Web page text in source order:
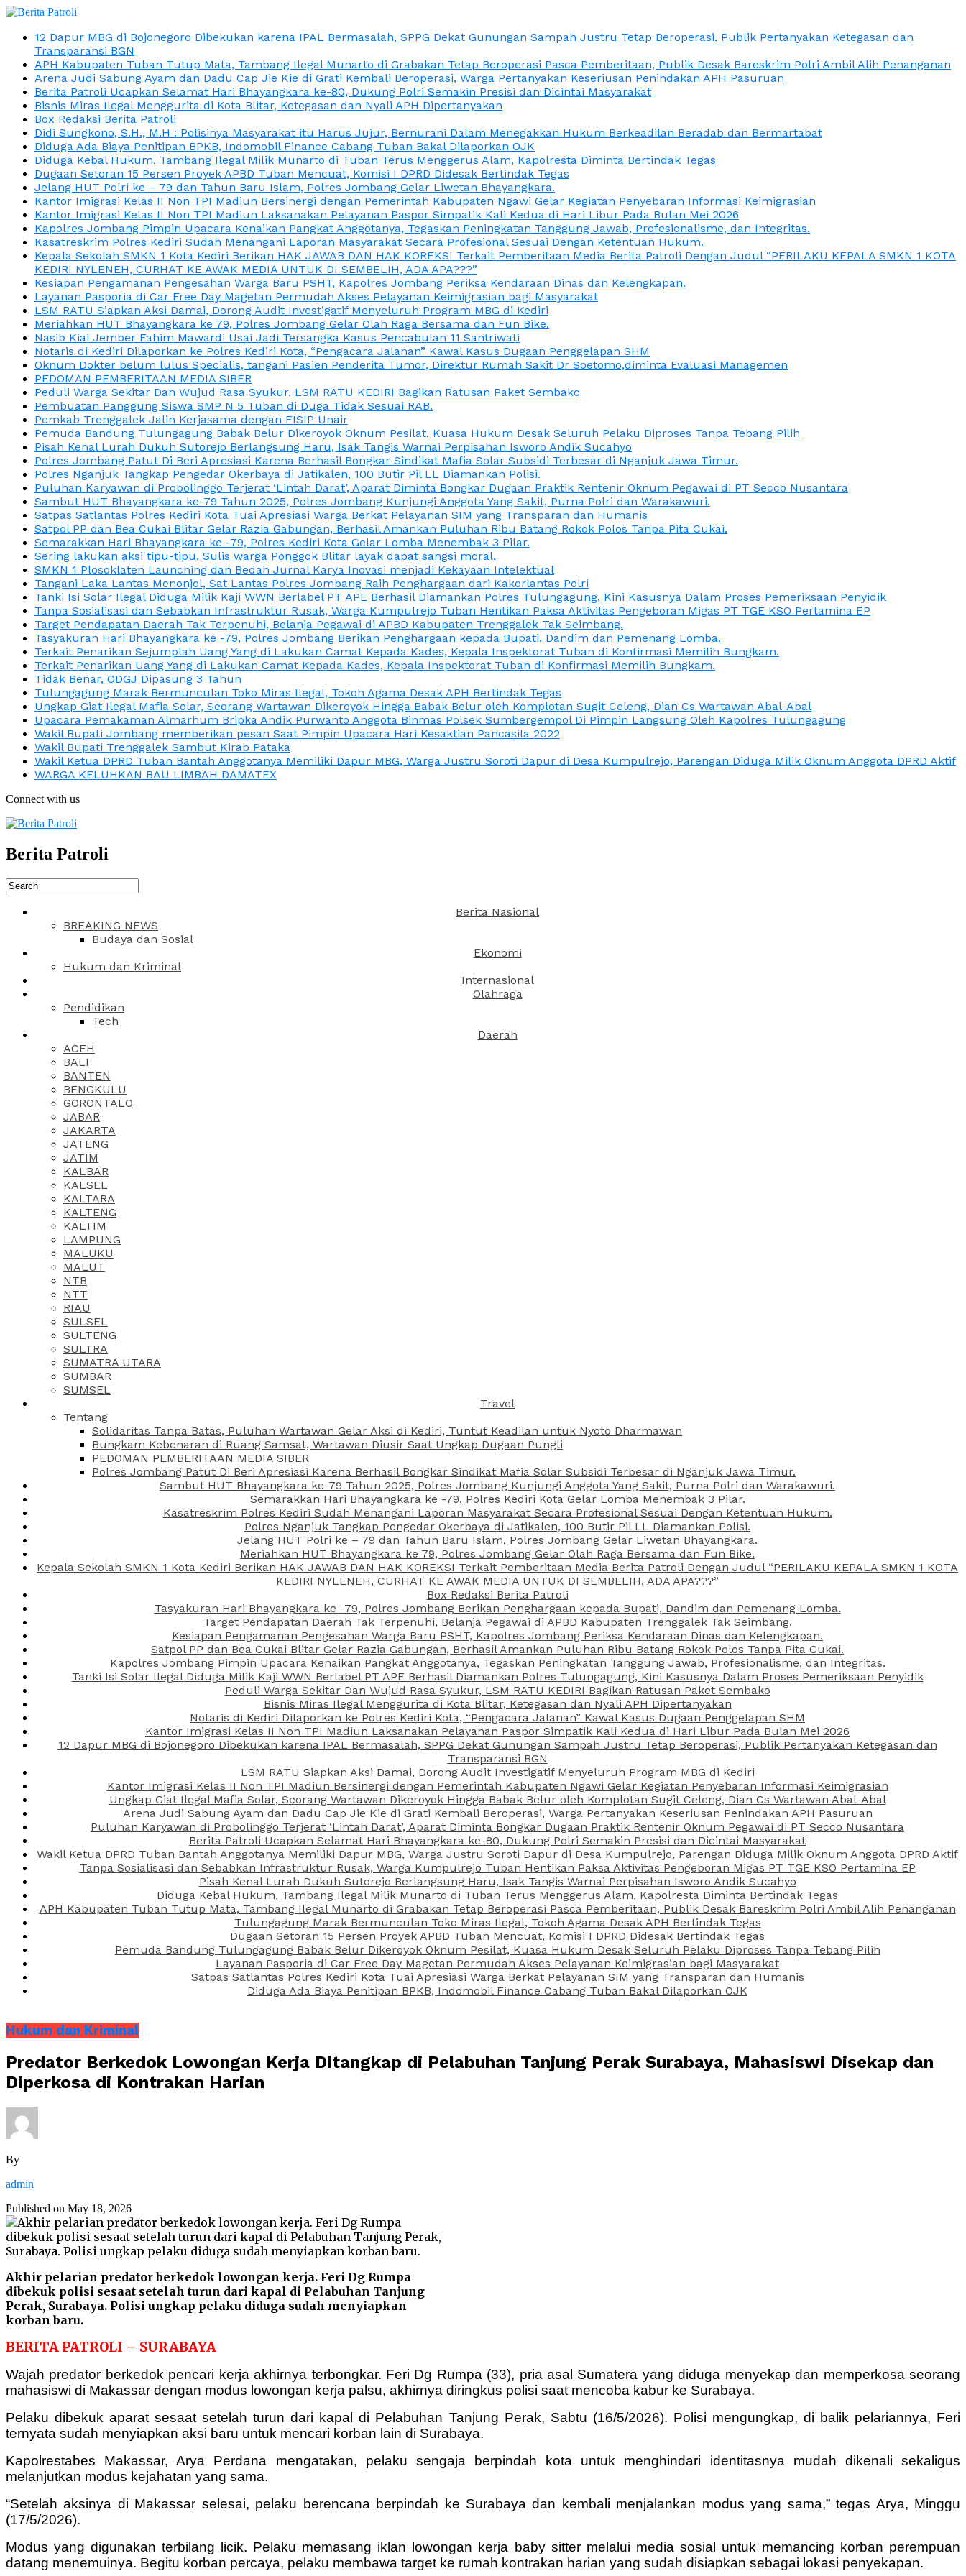
12 Dapur MBG di Bojonegoro Dibekukan karena IPAL Bermasalah, SPPG Dekat Gunungan Sampah Justru Tetap Beroperasi, Publik Pertanyakan Ketegasan dan
Transparansi BGN
APH Kabupaten Tuban Tutup Mata, Tambang Ilegal Munarto di Grabakan Tetap Beroperasi Pasca Pemberitaan, Publik Desak Bareskrim Polri Ambil Alih Penanganan
Arena Judi Sabung Ayam dan Dadu Cap Jie Kie di Grati Kembali Beroperasi, Warga Pertanyakan Keseriusan Penindakan APH Pasuruan
Berita Patroli Ucapkan Selamat Hari Bhayangkara ke-80, Dukung Polri Semakin Presisi dan Dicintai Masyarakat
Bisnis Miras Ilegal Menggurita di Kota Blitar, Ketegasan dan Nyali APH Dipertanyakan
Box Redaksi Berita Patroli
Didi Sungkono, S.H., M.H : Polisinya Masyarakat itu Harus Jujur, Bernurani Dalam Menegakkan Hukum Berkeadilan Beradab dan Bermartabat
Diduga Ada Biaya Penitipan BPKB, Indomobil Finance Cabang Tuban Bakal Dilaporkan OJK
Diduga Kebal Hukum, Tambang Ilegal Milik Munarto di Tuban Terus Menggerus Alam, Kapolresta Diminta Bertindak Tegas
Dugaan Setoran 15 Persen Proyek APBD Tuban Mencuat, Komisi I DPRD Didesak Bertindak Tegas
Jelang HUT Polri ke – 79 dan Tahun Baru Islam, Polres Jombang Gelar Liwetan Bhayangkara.
Kantor Imigrasi Kelas II Non TPI Madiun Bersinergi dengan Pemerintah Kabupaten Ngawi Gelar Kegiatan Penyebaran Informasi Keimigrasian
Kantor Imigrasi Kelas II Non TPI Madiun Laksanakan Pelayanan Paspor Simpatik Kali Kedua di Hari Libur Pada Bulan Mei 2026
Kapolres Jombang Pimpin Upacara Kenaikan Pangkat Anggotanya, Tegaskan Peningkatan Tanggung Jawab, Profesionalisme, dan Integritas.
Kasatreskrim Polres Kediri Sudah Menangani Laporan Masyarakat Secara Profesional Sesuai Dengan Ketentuan Hukum.
Kepala Sekolah SMKN 1 Kota Kediri Berikan HAK JAWAB DAN HAK KOREKSI Terkait Pemberitaan Media Berita Patroli Dengan Judul “PERILAKU KEPALA SMKN 1 KOTA
KEDIRI NYLENEH, CURHAT KE AWAK MEDIA UNTUK DI SEMBELIH, ADA APA???”
Kesiapan Pengamanan Pengesahan Warga Baru PSHT, Kapolres Jombang Periksa Kendaraan Dinas dan Kelengkapan.
Layanan Pasporia di Car Free Day Magetan Permudah Akses Pelayanan Keimigrasian bagi Masyarakat
LSM RATU Siapkan Aksi Damai, Dorong Audit Investigatif Menyeluruh Program MBG di Kediri
Meriahkan HUT Bhayangkara ke 79, Polres Jombang Gelar Olah Raga Bersama dan Fun Bike.
Nasib Kiai Jember Fahim Mawardi Usai Jadi Tersangka Kasus Pencabulan 11 Santriwati
Notaris di Kediri Dilaporkan ke Polres Kediri Kota, “Pengacara Jalanan” Kawal Kasus Dugaan Penggelapan SHM
Oknum Dokter belum lulus Specialis, tangani Pasien Penderita Tumor, Direktur Rumah Sakit Dr Soetomo,diminta Evaluasi Managemen
PEDOMAN PEMBERITAAN MEDIA SIBER
Peduli Warga Sekitar Dan Wujud Rasa Syukur, LSM RATU KEDIRI Bagikan Ratusan Paket Sembako
Pembuatan Panggung Siswa SMP N 5 Tuban di Duga Tidak Sesuai RAB.
Pemkab Trenggalek Jalin Kerjasama dengan FISIP Unair
Pemuda Bandung Tulungagung Babak Belur Dikeroyok Oknum Pesilat, Kuasa Hukum Desak Seluruh Pelaku Diproses Tanpa Tebang Pilih
Pisah Kenal Lurah Dukuh Sutorejo Berlangsung Haru, Isak Tangis Warnai Perpisahan Isworo Andik Sucahyo
Polres Jombang Patut Di Beri Apresiasi Karena Berhasil Bongkar Sindikat Mafia Solar Subsidi Terbesar di Nganjuk Jawa Timur.
Polres Nganjuk Tangkap Pengedar Okerbaya di Jatikalen, 100 Butir Pil LL Diamankan Polisi.
Puluhan Karyawan di Probolinggo Terjerat ‘Lintah Darat’, Aparat Diminta Bongkar Dugaan Praktik Rentenir Oknum Pegawai di PT Secco Nusantara
Sambut HUT Bhayangkara ke-79 Tahun 2025, Polres Jombang Kunjungi Anggota Yang Sakit, Purna Polri dan Warakawuri.
Satpas Satlantas Polres Kediri Kota Tuai Apresiasi Warga Berkat Pelayanan SIM yang Transparan dan Humanis
Satpol PP dan Bea Cukai Blitar Gelar Razia Gabungan, Berhasil Amankan Puluhan Ribu Batang Rokok Polos Tanpa Pita Cukai.
Semarakkan Hari Bhayangkara ke -79, Polres Kediri Kota Gelar Lomba Menembak 3 Pilar.
Sering lakukan aksi tipu-tipu, Sulis warga Ponggok Blitar layak dapat sangsi moral.
SMKN 1 Plosoklaten Launching dan Bedah Jurnal Karya Inovasi menjadi Kekayaan Intelektual
Tangani Laka Lantas Menonjol, Sat Lantas Polres Jombang Raih Penghargaan dari Kakorlantas Polri
Tanki Isi Solar Ilegal Diduga Milik Kaji WWN Berlabel PT APE Berhasil Diamankan Polres Tulungagung, Kini Kasusnya Dalam Proses Pemeriksaan Penyidik
Tanpa Sosialisasi dan Sebabkan Infrastruktur Rusak, Warga Kumpulrejo Tuban Hentikan Paksa Aktivitas Pengeboran Migas PT TGE KSO Pertamina EP
Target Pendapatan Daerah Tak Terpenuhi, Belanja Pegawai di APBD Kabupaten Trenggalek Tak Seimbang.
Tasyakuran Hari Bhayangkara ke -79, Polres Jombang Berikan Penghargaan kepada Bupati, Dandim dan Pemenang Lomba.
Terkait Penarikan Sejumplah Uang Yang di Lakukan Camat Kepada Kades, Kepala Inspektorat Tuban di Konfirmasi Memilih Bungkam.
Terkait Penarikan Uang Yang di Lakukan Camat Kepada Kades, Kepala Inspektorat Tuban di Konfirmasi Memilih Bungkam.
Tidak Benar, ODGJ Dipasung 3 Tahun
Tulungagung Marak Bermunculan Toko Miras Ilegal, Tokoh Agama Desak APH Bertindak Tegas
Ungkap Giat Ilegal Mafia Solar, Seorang Wartawan Dikeroyok Hingga Babak Belur oleh Komplotan Sugit Celeng, Dian Cs Wartawan Abal-Abal
Upacara Pemakaman Almarhum Bripka Andik Purwanto Anggota Binmas Polsek Sumbergempol Di Pimpin Langsung Oleh Kapolres Tulungagung
Wakil Bupati Jombang memberikan pesan Saat Pimpin Upacara Hari Kesaktian Pancasila 2022
Wakil Bupati Trenggalek Sambut Kirab Pataka
Wakil Ketua DPRD Tuban Bantah Anggotanya Memiliki Dapur MBG, Warga Justru Soroti Dapur di Desa Kumpulrejo, Parengan Diduga Milik Oknum Anggota DPRD Aktif
WARGA KELUHKAN BAU LIMBAH DAMATEX
Connect with us
Berita Patroli
Berita Nasional
BREAKING NEWS
Budaya dan Sosial
Ekonomi
Hukum dan Kriminal
Internasional
Olahraga
Pendidikan
Tech
Daerah
ACEH
BALI
BANTEN
BENGKULU
GORONTALO
JABAR
JAKARTA
JATENG
JATIM
KALBAR
KALSEL
KALTARA
KALTENG
KALTIM
LAMPUNG
MALUKU
MALUT
NTB
NTT
RIAU
SULSEL
SULTENG
SULTRA
SUMATRA UTARA
SUMBAR
SUMSEL
Travel
Tentang
Solidaritas Tanpa Batas, Puluhan Wartawan Gelar Aksi di Kediri, Tuntut Keadilan untuk Nyoto Dharmawan
Bungkam Kebenaran di Ruang Samsat, Wartawan Diusir Saat Ungkap Dugaan Pungli
PEDOMAN PEMBERITAAN MEDIA SIBER
Polres Jombang Patut Di Beri Apresiasi Karena Berhasil Bongkar Sindikat Mafia Solar Subsidi Terbesar di Nganjuk Jawa Timur.
Sambut HUT Bhayangkara ke-79 Tahun 2025, Polres Jombang Kunjungi Anggota Yang Sakit, Purna Polri dan Warakawuri.
Semarakkan Hari Bhayangkara ke -79, Polres Kediri Kota Gelar Lomba Menembak 3 Pilar.
Kasatreskrim Polres Kediri Sudah Menangani Laporan Masyarakat Secara Profesional Sesuai Dengan Ketentuan Hukum.
Polres Nganjuk Tangkap Pengedar Okerbaya di Jatikalen, 100 Butir Pil LL Diamankan Polisi.
Jelang HUT Polri ke – 79 dan Tahun Baru Islam, Polres Jombang Gelar Liwetan Bhayangkara.
Meriahkan HUT Bhayangkara ke 79, Polres Jombang Gelar Olah Raga Bersama dan Fun Bike.
Kepala Sekolah SMKN 1 Kota Kediri Berikan HAK JAWAB DAN HAK KOREKSI Terkait Pemberitaan Media Berita Patroli Dengan Judul “PERILAKU KEPALA SMKN 1 KOTA
KEDIRI NYLENEH, CURHAT KE AWAK MEDIA UNTUK DI SEMBELIH, ADA APA???”
Box Redaksi Berita Patroli
Tasyakuran Hari Bhayangkara ke -79, Polres Jombang Berikan Penghargaan kepada Bupati, Dandim dan Pemenang Lomba.
Target Pendapatan Daerah Tak Terpenuhi, Belanja Pegawai di APBD Kabupaten Trenggalek Tak Seimbang.
Kesiapan Pengamanan Pengesahan Warga Baru PSHT, Kapolres Jombang Periksa Kendaraan Dinas dan Kelengkapan.
Satpol PP dan Bea Cukai Blitar Gelar Razia Gabungan, Berhasil Amankan Puluhan Ribu Batang Rokok Polos Tanpa Pita Cukai.
Kapolres Jombang Pimpin Upacara Kenaikan Pangkat Anggotanya, Tegaskan Peningkatan Tanggung Jawab, Profesionalisme, dan Integritas.
Tanki Isi Solar Ilegal Diduga Milik Kaji WWN Berlabel PT APE Berhasil Diamankan Polres Tulungagung, Kini Kasusnya Dalam Proses Pemeriksaan Penyidik
Peduli Warga Sekitar Dan Wujud Rasa Syukur, LSM RATU KEDIRI Bagikan Ratusan Paket Sembako
Bisnis Miras Ilegal Menggurita di Kota Blitar, Ketegasan dan Nyali APH Dipertanyakan
Notaris di Kediri Dilaporkan ke Polres Kediri Kota, “Pengacara Jalanan” Kawal Kasus Dugaan Penggelapan SHM
Kantor Imigrasi Kelas II Non TPI Madiun Laksanakan Pelayanan Paspor Simpatik Kali Kedua di Hari Libur Pada Bulan Mei 2026
12 Dapur MBG di Bojonegoro Dibekukan karena IPAL Bermasalah, SPPG Dekat Gunungan Sampah Justru Tetap Beroperasi, Publik Pertanyakan Ketegasan dan
Transparansi BGN
LSM RATU Siapkan Aksi Damai, Dorong Audit Investigatif Menyeluruh Program MBG di Kediri
Kantor Imigrasi Kelas II Non TPI Madiun Bersinergi dengan Pemerintah Kabupaten Ngawi Gelar Kegiatan Penyebaran Informasi Keimigrasian
Ungkap Giat Ilegal Mafia Solar, Seorang Wartawan Dikeroyok Hingga Babak Belur oleh Komplotan Sugit Celeng, Dian Cs Wartawan Abal-Abal
Arena Judi Sabung Ayam dan Dadu Cap Jie Kie di Grati Kembali Beroperasi, Warga Pertanyakan Keseriusan Penindakan APH Pasuruan
Puluhan Karyawan di Probolinggo Terjerat ‘Lintah Darat’, Aparat Diminta Bongkar Dugaan Praktik Rentenir Oknum Pegawai di PT Secco Nusantara
Berita Patroli Ucapkan Selamat Hari Bhayangkara ke-80, Dukung Polri Semakin Presisi dan Dicintai Masyarakat
Wakil Ketua DPRD Tuban Bantah Anggotanya Memiliki Dapur MBG, Warga Justru Soroti Dapur di Desa Kumpulrejo, Parengan Diduga Milik Oknum Anggota DPRD Aktif
Tanpa Sosialisasi dan Sebabkan Infrastruktur Rusak, Warga Kumpulrejo Tuban Hentikan Paksa Aktivitas Pengeboran Migas PT TGE KSO Pertamina EP
Pisah Kenal Lurah Dukuh Sutorejo Berlangsung Haru, Isak Tangis Warnai Perpisahan Isworo Andik Sucahyo
Diduga Kebal Hukum, Tambang Ilegal Milik Munarto di Tuban Terus Menggerus Alam, Kapolresta Diminta Bertindak Tegas
APH Kabupaten Tuban Tutup Mata, Tambang Ilegal Munarto di Grabakan Tetap Beroperasi Pasca Pemberitaan, Publik Desak Bareskrim Polri Ambil Alih Penanganan
Tulungagung Marak Bermunculan Toko Miras Ilegal, Tokoh Agama Desak APH Bertindak Tegas
Dugaan Setoran 15 Persen Proyek APBD Tuban Mencuat, Komisi I DPRD Didesak Bertindak Tegas
Pemuda Bandung Tulungagung Babak Belur Dikeroyok Oknum Pesilat, Kuasa Hukum Desak Seluruh Pelaku Diproses Tanpa Tebang Pilih
Layanan Pasporia di Car Free Day Magetan Permudah Akses Pelayanan Keimigrasian bagi Masyarakat
Satpas Satlantas Polres Kediri Kota Tuai Apresiasi Warga Berkat Pelayanan SIM yang Transparan dan Humanis
Diduga Ada Biaya Penitipan BPKB, Indomobil Finance Cabang Tuban Bakal Dilaporkan OJK
Hukum dan Kriminal
Predator Berkedok Lowongan Kerja Ditangkap di Pelabuhan Tanjung Perak Surabaya, Mahasiswi Disekap dan
Diperkosa di Kontrakan Harian
By
admin
Published on May 18, 2026
Akhir pelarian predator berkedok lowongan kerja. Feri Dg Rumpa
dibekuk polisi sesaat setelah turun dari kapal di Pelabuhan Tanjung
Perak, Surabaya. Polisi ungkap pelaku diduga sudah menyiapkan
korban baru.
BERITA PATROLI – SURABAYA
Wajah predator berkedok pencari kerja akhirnya terbongkar. Feri Dg Rumpa (33), pria asal Sumatera yang diduga menyekap dan memperkosa seorang
mahasiswi di Makassar dengan modus lowongan kerja palsu, akhirnya diringkus polisi saat mencoba kabur ke Surabaya.
Pelaku dibekuk aparat sesaat setelah turun dari kapal di Pelabuhan Tanjung Perak, Sabtu (16/5/2026). Polisi mengungkap, di balik pelariannya, Feri
ternyata sudah menyiapkan aksi baru untuk mencari korban lain di Surabaya.
Kapolrestabes Makassar, Arya Perdana mengatakan, pelaku sengaja berpindah kota untuk menghindari identitasnya mudah dikenali sekaligus
melanjutkan modus kejahatan yang sama.
“Setelah aksinya di Makassar selesai, pelaku berencana berpindah ke Surabaya dan kembali menjalankan modus yang sama,” tegas Arya, Minggu
(17/5/2026).
Modus yang digunakan terbilang licik. Pelaku memasang iklan lowongan kerja baby sitter melalui media sosial untuk memancing korban perempuan
datang menemuinya. Begitu korban percaya, pelaku membawa target ke rumah kontrakan harian yang sudah disiapkan sebagai lokasi penyekapan.